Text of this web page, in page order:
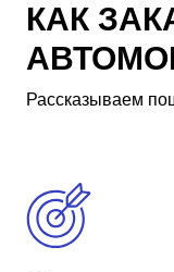
КАК
Рассказываем